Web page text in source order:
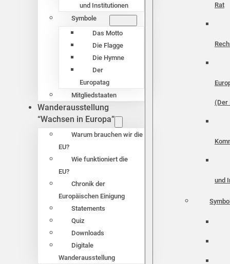
und Institutionen
Symbole
Das Motto
Die Flagge
Die Hymne
Der
Europatag
Mitgliedstaaten
Wanderausstellung
“Wachsen in Europa”
Warum brauchen wir die
EU?
Wie funktioniert die
EU?
Chronik der
Europäischen Einigung
Statements
Quiz
Downloads
Digitale
Wanderausstellung
Rat
(Der
und